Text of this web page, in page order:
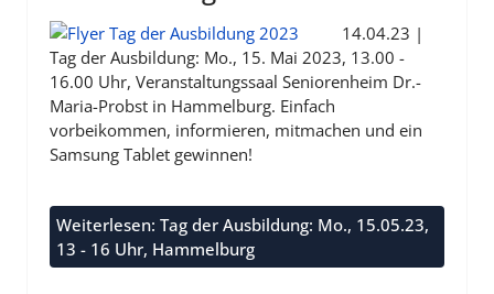
14.04.23 |
Tag der Ausbildung: Mo., 15. Mai 2023, 13.00 -
16.00 Uhr, Veranstaltungssaal Seniorenheim Dr.-
Maria-Probst in Hammelburg. Einfach
vorbeikommen, informieren, mitmachen und ein
Samsung Tablet gewinnen!
Weiterlesen: Tag der Ausbildung: Mo., 15.05.23,
13 - 16 Uhr, Hammelburg